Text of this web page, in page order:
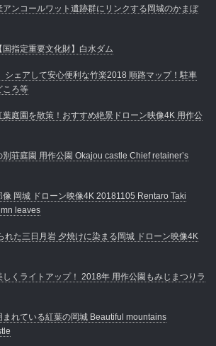
アンコールワット遺跡群にリンクする岡城のかまぼ
指定重要文化財】白水ダム
シェアして安心便利な竹楽2018 順路マップ！駐車
ころ等
庭園を散策！おすすめ絶景ドローン映像4K 用作公
荘庭園 用作公園 Okajou castle Chief retainer’s
岡城 ドローン映像4K 20181105 Rentaro Taki
leaves
れた三日月岩 夕焼けに染まる岡城 ドローン映像4K
くライトアップ！ 2018年 用作公園もみじまつりラ
れている紅葉の岡城 Beautiful mountains